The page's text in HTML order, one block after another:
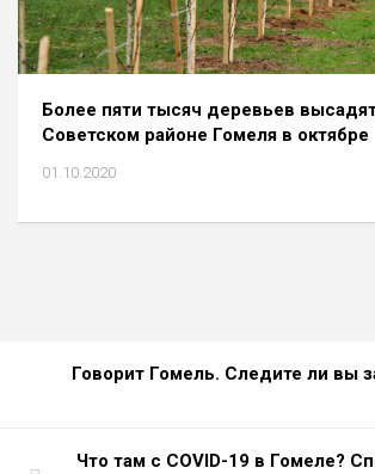
Более пяти тысяч деревьев
Советском районе Гомеля в октябре
01.10.2020
Говорит Гомель. Следите ли вы
Что там с COVID-19 в Гомеле?